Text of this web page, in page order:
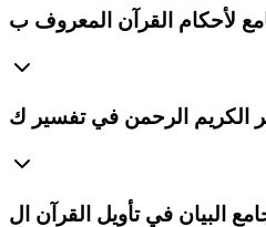
لأحكام القرآن المعروف ب
الكريم الرحمن في تفسير ك
البيان في تأويل القرآن ال